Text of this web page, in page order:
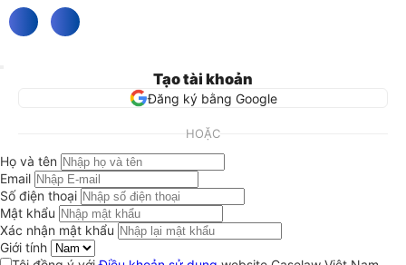
Tạo tài khoản
Đăng ký bằng Google
HOẶC
Họ và tên
Email
Số điện thoại
Mật khẩu
Xác nhận mật khẩu
Giới tính